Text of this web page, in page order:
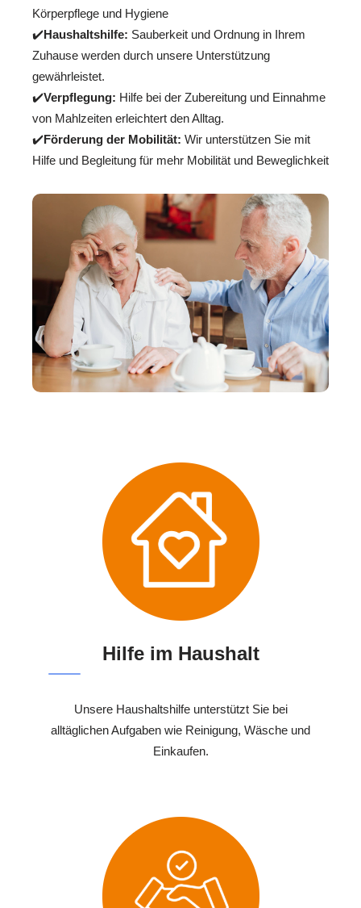
Körperpflege und Hygiene
✔️Haushaltshilfe: Sauberkeit und Ordnung in Ihrem
Zuhause werden durch unsere Unterstützung
gewährleistet.
✔️Verpflegung: Hilfe bei der Zubereitung und Einnahme
von Mahlzeiten erleichtert den Alltag.
✔️Förderung der Mobilität: Wir unterstützen Sie mit
Hilfe und Begleitung für mehr Mobilität und Beweglichkeit
Hilfe im Haushalt
Unsere Haushaltshilfe unterstützt Sie bei
alltäglichen Aufgaben wie Reinigung, Wäsche und
Einkaufen.